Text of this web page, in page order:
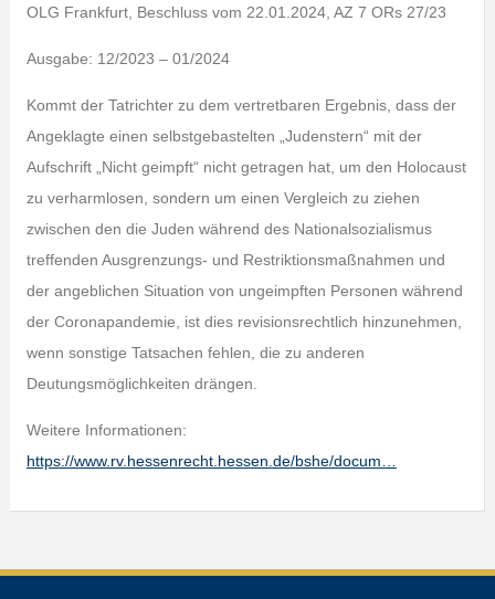
OLG Frankfurt, Beschluss vom 22.01.2024, AZ 7 ORs 27/23
Ausgabe: 12/2023 – 01/2024
Kommt der Tatrichter zu dem vertretbaren Ergebnis, dass der
Angeklagte einen selbstgebastelten „Judenstern“ mit der
Aufschrift „Nicht geimpft“ nicht getragen hat, um den Holocaust
zu verharmlosen, sondern um einen Vergleich zu ziehen
zwischen den die Juden während des Nationalsozialismus
treffenden Ausgrenzungs- und Restriktionsmaßnahmen und
der angeblichen Situation von ungeimpften Personen während
der Coronapandemie, ist dies revisionsrechtlich hinzunehmen,
wenn sonstige Tatsachen fehlen, die zu anderen
Deutungsmöglichkeiten drängen.
Weitere Informationen:
https://www.rv.hessenrecht.hessen.de/bshe/docum…